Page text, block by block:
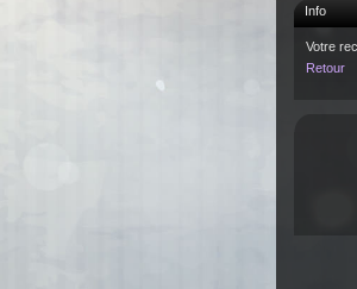
Info
Votre
Retour